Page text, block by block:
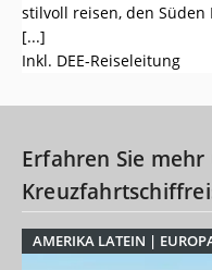
stilvoll reisen, den Süden
[...]
Inkl. DEE-Reiseleitung
Erfahren Sie
AMERIKA LATEIN |